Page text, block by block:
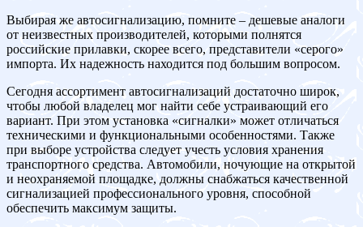
Выбирая же автосигнализацию, помните – дешевые аналоги
от неизвестных производителей, которыми полнятся
российские прилавки, скорее всего, представители «серого»
импорта. Их надежность находится под большим вопросом.
Сегодня ассортимент автосигнализаций достаточно широк,
чтобы любой владелец мог найти себе устраивающий его
вариант. При этом установка «сигналки» может отличаться
техническими и функциональными особенностями. Также
при выборе устройства следует учесть условия хранения
транспортного средства. Автомобили, ночующие на открытой
и неохраняемой площадке, должны снабжаться качественной
сигнализацией профессионального уровня, способной
обеспечить максимум защиты.